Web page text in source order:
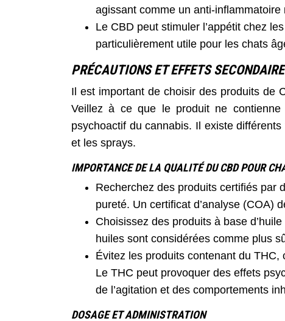
agissant comme un anti-inflammatoire
Le CBD peut stimuler l’appétit chez
particulièrement utile pour les chats
PRÉCAUTIONS ET EFFETS
Il est important de choisir des produits de
Veillez à ce que le produit ne
psychoactif du cannabis. Il existe
et les sprays.
IMPORTANCE DE LA QUALITÉ DU CBD POUR
Recherchez des produits certifiés par
pureté. Un certificat d’analyse (COA)
Choisissez des produits à base
huiles sont considérées comme plus
Évitez les produits contenant du
Le THC peut provoquer des effets
de l’agitation et des comportements
DOSAGE ET ADMINISTRATION